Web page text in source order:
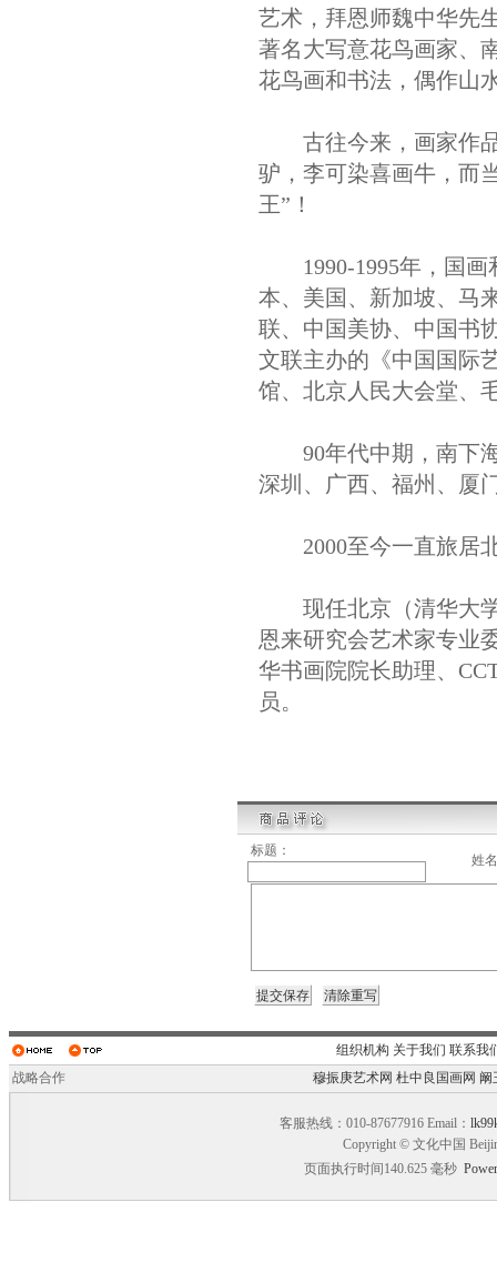
艺术，拜恩师魏中华先
著名大写意花鸟画家、
花鸟画和书法，偶作山
古往今来，画家作品
驴，李可染喜画牛，而
王”！
1990-1995年，国画
本、美国、新加坡、马
联、中国美协、中国书
文联主办的《中国国际
馆、北京人民大会堂、
90年代中期，南下海
深圳、广西、福州、厦
2000至今一直旅居北
现任北京（清华大学
恩来研究会艺术家专业
华书画院院长助理、
员。
标题：
姓
组织机构 关于我们 联系我
战略合作
穆振庚艺术网 杜中良国画网 阚
客服热线：010-87677916 Email：
Copyright © 文化中国
页面执行时间140.625 毫秒